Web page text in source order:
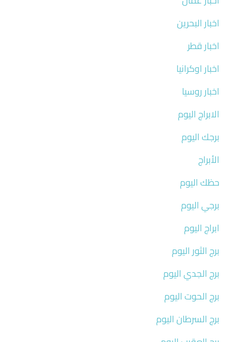
اخبار البحرين
اخبار قطر
اخبار اوكرانيا
اخبار روسيا
الابراج اليوم
برجك اليوم
الأبراج
حظك اليوم
برجي اليوم
ابراج اليوم
برج الثور اليوم
برج الجدي اليوم
برج الحوت اليوم
برج السرطان اليوم